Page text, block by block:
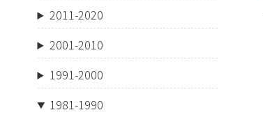
2011-2020
2001-2010
1991-2000
1981-1990